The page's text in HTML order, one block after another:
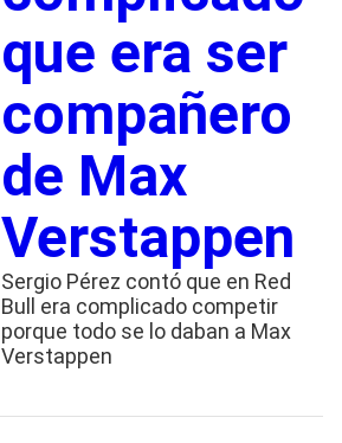
que era ser
compañero
de Max
Verstappen
Sergio Pérez contó que en Red
Bull era complicado competir
porque todo se lo daban a Max
Verstappen